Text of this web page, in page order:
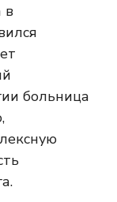
в
больница